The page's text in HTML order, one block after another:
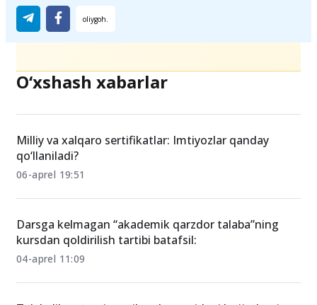
O‘xshash xabarlar
Milliy va xalqaro sertifikatlar: Imtiyozlar qanday
qo‘llaniladi?
06-aprel 19:51
Darsga kelmagan “akademik qarzdor talaba”ning
kursdan qoldirilish tartibi batafsil:
04-aprel 11:09